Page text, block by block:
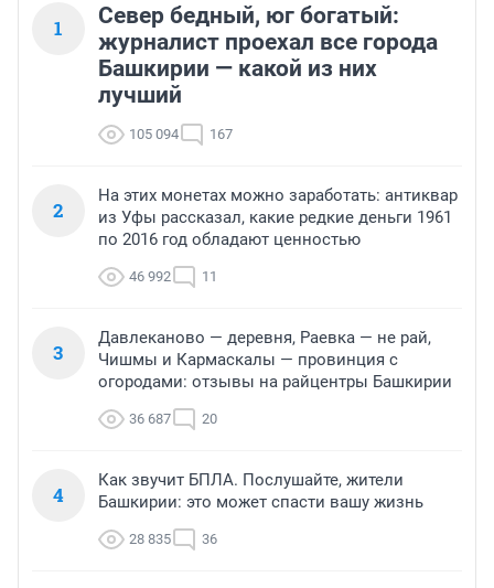
1
Север бедный, юг богатый:
журналист проехал все города
Башкирии — какой из них
лучший
105 094 167
2
На этих монетах можно заработать: антиквар
из Уфы рассказал, какие редкие деньги 1961
по 2016 год обладают ценностью
46 992 11
3
Давлеканово — деревня, Раевка — не рай,
Чишмы и Кармаскалы — провинция с
огородами: отзывы на райцентры Башкирии
36 687 20
4
Как звучит БПЛА. Послушайте, жители
Башкирии: это может спасти вашу жизнь
28 835 36